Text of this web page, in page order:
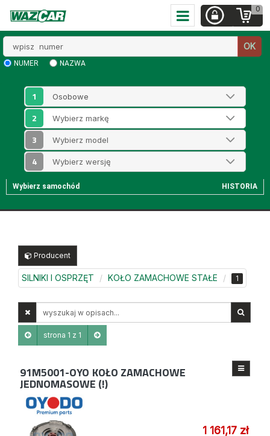
0
numer
OK
NUMER NAZWA
1
2
3
4
Wybierz samochód HISTORIA
Producent
SILNIKI I OSPRZĘT KOŁO ZAMACHOWE STAŁE 1
opisachstrona 1 z 1
91M5001-OYO KOŁO ZAMACHOWE
JEDNOMASOWE (!)
1 161,17 zł